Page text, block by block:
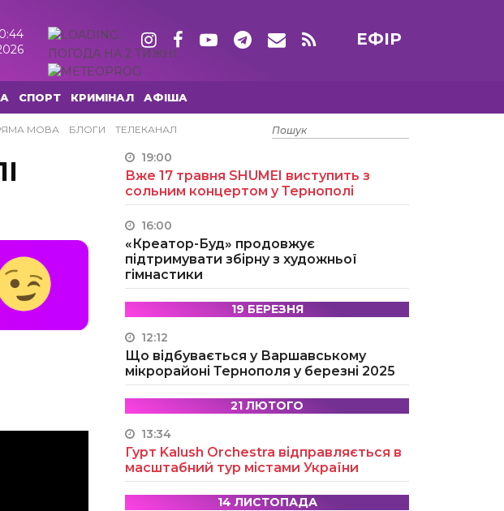
ПОГОДА НА 2 ТИЖНІ
ЕФІР
СПОРТ КРИМІНАЛ АФІША
МОВА БЛОГИ ТЕЛЕКАНАЛ
15 ТРАВНЯ
19:00
Вже 17 травня SHUMEI виступить з
сольним концертом у Тернополі
16:00
«Креатор-Буд» продовжує
підтримувати збірну з художньої
гімнастики
19 БЕРЕЗНЯ
12:12
Що відбувається у Варшавському
мікрорайоні Тернополя у березні 2025
21 ЛЮТОГО
13:34
Гурт Kalush Orchestra відправляється в
масштабний тур містами України
14 ЛИСТОПАДА